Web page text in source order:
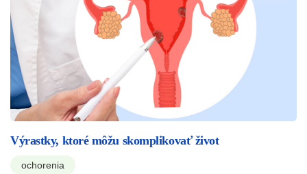
Výrastky, ktoré môžu skomplikovať život
ochorenia